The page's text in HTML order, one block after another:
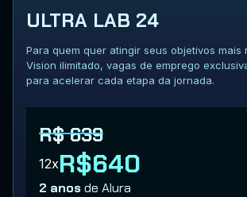
ULTRA LAB 24
Para quem quer atingir seus objetivos mais
Vision ilimitado, vagas de emprego
para acelerar cada etapa da jornada.
R$ 639
12xR$640
2 anosde Alura